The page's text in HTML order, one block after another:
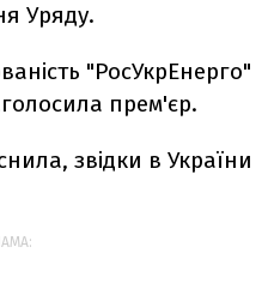
Уряду.
"РосУкрЕнерго"
прем'єр.
звідки в України